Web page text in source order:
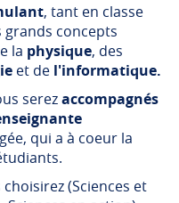
, tant en classe
concepts
la physique, des
et de l'informatique.
serezaccompagnés
qui a à coeur la
(Sciences et